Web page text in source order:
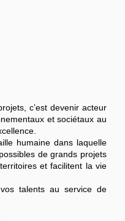
c’est devenir acteur
et sociétaux au
humaine dans laquelle
de grands projets
et facilitent la vie
talents au service de